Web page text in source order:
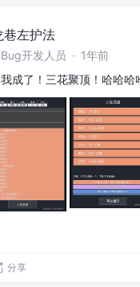
巷左护法
开发人员 · 1年前
成了！三花聚顶！哈哈哈
分享